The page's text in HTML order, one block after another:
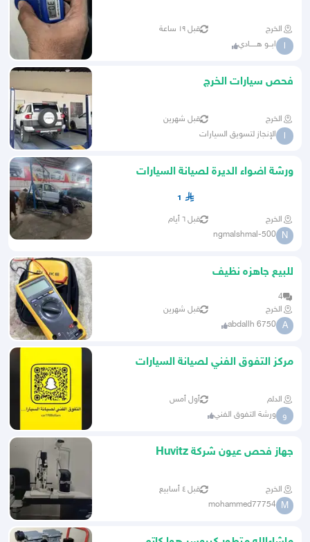
الخرج قبل ١٩ ساعة
ا ابــو هـــــادي
فحص سيارات الخرج
الخرج قبل شهرين
ا الإنجاز لتسويق السيارات
ورشة اضواء الديرة لصيانة السيارات
1
الخرج قبل ٦ أيام
N
ngmalshmal-500
للبيع جاهزه نظيف
4
الخرج
قبل شهرين
A
abdallh 6750
مركز التفوق الفني لصيانة السيارات
الدلم أول أمس
و ورشة التفوق الفني
جهاز فحص عيون شركة Huvitz
الخرج قبل ٤ أسابيع
M
mohammed77754